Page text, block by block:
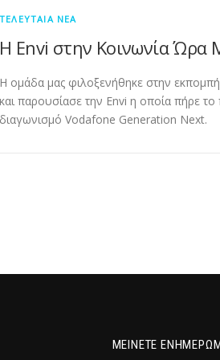
ΤΕΛΕΥΤΑΊΑ ΝΈΑ
Η Envi στην Κοινωνία Ώρα
Η ομάδα μας φιλοξενήθηκε στην
και παρουσίασε την Envi η οποία πήρε
διαγωνισμό Vodafone Generation Next.
ΜΕΊΝΕΤΕ